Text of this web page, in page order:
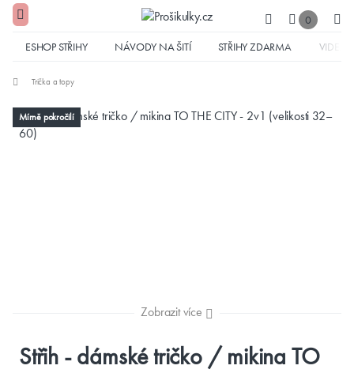
0
ESHOP STŘIHY NÁVODY NA ŠITÍ STŘIHY ZDARMA VIDEA
Trička a topy
Zobrazit více
Mírně pokročilí
Střih - dámské tričko / mikina TO